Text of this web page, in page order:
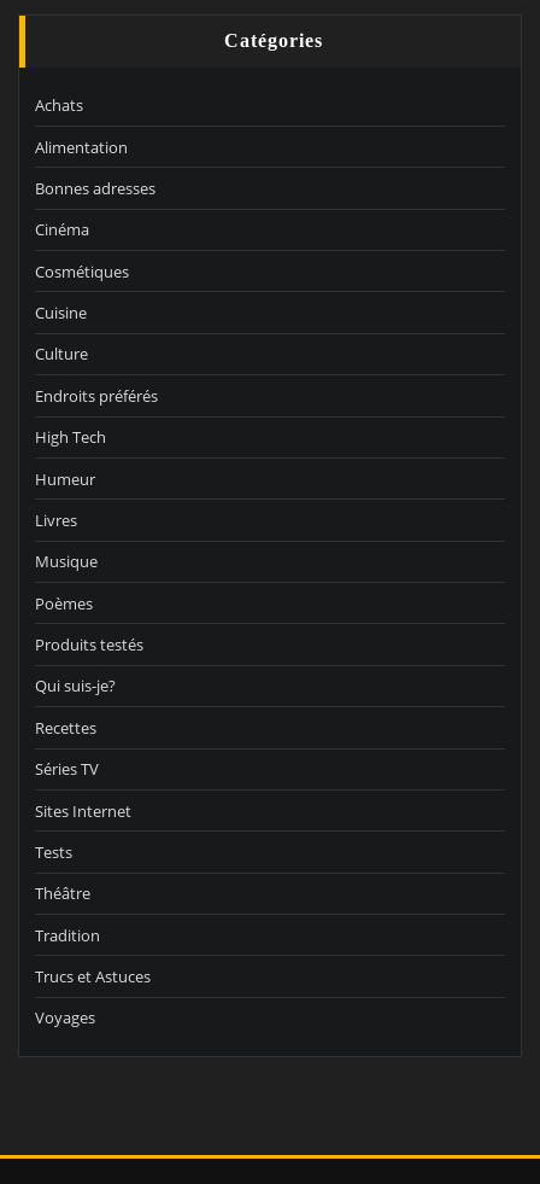
Catégories
Achats
Alimentation
Bonnes adresses
Cinéma
Cosmétiques
Cuisine
Culture
Endroits préférés
High Tech
Humeur
Livres
Musique
Poèmes
Produits testés
Qui suis-je?
Recettes
Séries TV
Sites Internet
Tests
Théâtre
Tradition
Trucs et Astuces
Voyages